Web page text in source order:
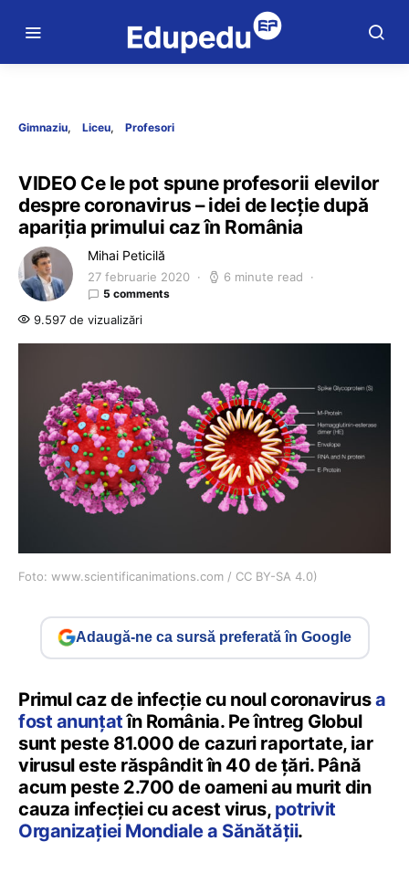
Gimnaziu Liceu Profesori
VIDEO Ce le pot spune profesorii elevilor
despre coronavirus – idei de lecție după
apariția primului caz în România
Mihai Peticilă
27 februarie 2020 6 minute read
5 comments
9.597 de vizualizări
Foto: www.scientificanimations.com / CC BY-SA 4.0)
Adaugă-ne ca sursă preferată în Google
Primul caz de infecție cu noul coronavirusa
fost anunțatîn România. Pe întreg Globul
sunt peste 81.000 de cazuri raportate, iar
virusul este răspândit în 40 de țări. Până
acum peste 2.700 de oameni au murit din
cauza infecției cu acest virus, potrivit
Organizației Mondiale a Sănătății.